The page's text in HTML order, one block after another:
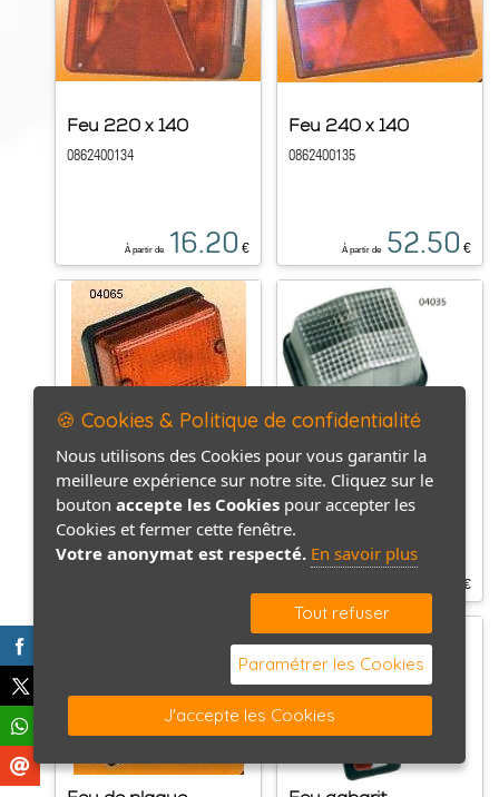
Feu 220 x 140
0862400134
À partir de 16.20 €
Feu 240 x 140
0862400135
À partir de 52.50 €
Feu antibrouillard
0862400145
Feu blanc
0862400141
4.80 €
🍪 Cookies & Politique de confidentialité
Nous utilisons des Cookies pour vous garantir la
meilleure expérience sur notre site. Cliquez sur le
bouton accepte les Cookies pour accepter les
Cookies et fermer cette fenêtre.
Votre anonymat est respecté. En savoir plus
Tout refuser
Paramétrer les Cookies
J'accepte les Cookies